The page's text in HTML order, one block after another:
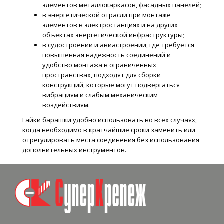
элементов металлокаркасов, фасадных панелей;
в энергетической отрасли при монтаже
элементов в электростанциях и на других
объектах энергетической инфраструктуры;
в судостроении и авиастроении, где требуется
повышенная надежность соединений и
удобство монтажа в ограниченных
пространствах, подходят для сборки
конструкций, которые могут подвергаться
вибрациям и слабым механическим
воздействиям.
Гайки барашки удобно использовать во всех случаях,
когда необходимо в кратчайшие сроки заменить или
отрегулировать места соединения без использования
дополнительных инструментов.